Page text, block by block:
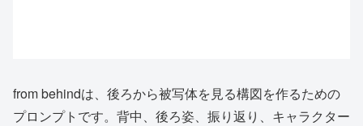
from behindは、後ろから被写体を見る構図を作るための
プロンプトです。背中、後ろ姿、振り返り、キャラクター